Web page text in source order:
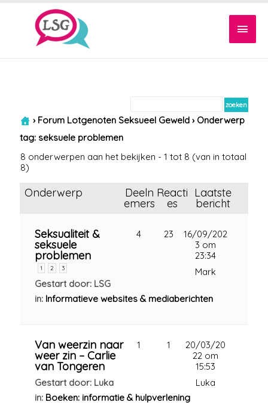
› Forum Lotgenoten Seksueel Geweld › Onderwerp
tag: seksuele problemen
8 onderwerpen aan het bekijken - 1 tot 8 (van in totaal
8)
Onderwerp Deeln
emers
Reacti
es
Laatste
bericht
Seksualiteit &
seksuele
problemen
1 2 3
Gestart door: LSG
in: Informatieve websites & mediaberichten
4 23
16/09/202
3 om
23:34
Mark
Van weerzin naar
weer zin – Carlie
van Tongeren
Gestart door: Luka
in: Boeken: informatie & hulpverlening
1 1
20/03/20
22 om
15:53
Luka